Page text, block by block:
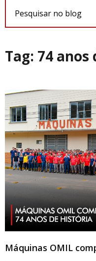
Tag: 74
Máquinas OMIL
Pesquisar no blog